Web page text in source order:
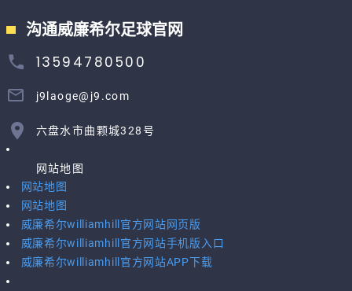
沟通威廉希尔足球官网
13594780500
j9laoge@j9.com
六盘水市曲颗城328号
网站地图
网站地图
网站地图
威廉希尔williamhill官方网站网页版
威廉希尔williamhill官方网站手机版入口
威廉希尔williamhill官方网站APP下载